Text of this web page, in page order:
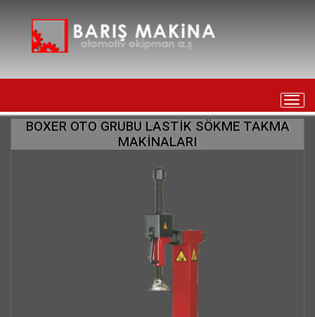
BOXER OTO GRUBU LASTİK SÖKME TAKMA
MAKİNALARI